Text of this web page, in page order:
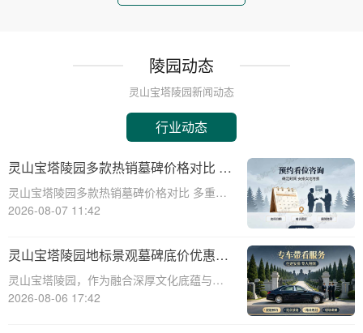
陵园动态
灵山宝塔陵园新闻动态
行业动态
灵山宝塔陵园多款热销墓碑价格对比 多
重优惠组合省钱指南
灵山宝塔陵园多款热销墓碑价格对比 多重优
惠组合省钱指南☎ 灵山宝塔陵园电话:400-
离死别的时刻。当亲人离去，选择一个合适
的安息之地，不仅是对逝者的尊重
2026-08-07 11:42
灵山宝塔陵园地标景观墓碑底价优惠，
免费班车接送，购墓即享
灵山宝塔陵园，作为融合深厚文化底蕴与宗
教意蕴的现代化陵园，其标志性景观墓碑不
2026-08-06 17:42